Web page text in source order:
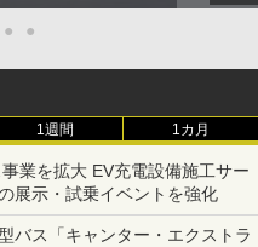
● ●
1週間 1カ月
業を拡大 EV充電設備施工サー
展示・試乗イベントを強化
バス「キャンター・エクストラ